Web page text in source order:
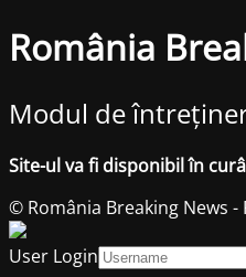
România
Modul de
Site-ul va fi disponibil în
© România Breaking News -
User Login